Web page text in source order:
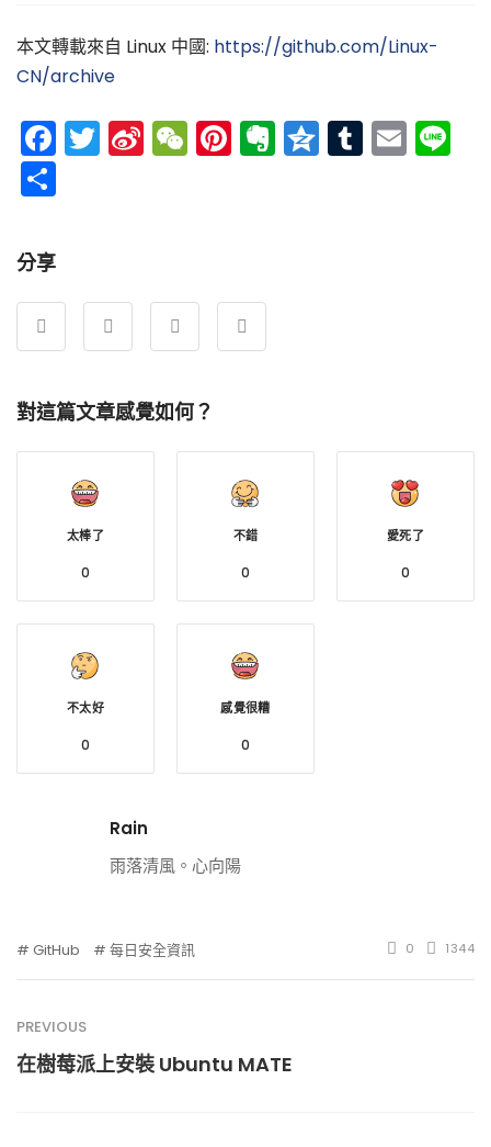
本文轉載來自 Linux 中國: https://github.com/Linux-
CN/archive
Facebook
Twitter
Sina
Weibo
WeChat
Pinterest
Evernote
Qzone
Tumblr
分享
對這篇文章感覺如何？
太棒了
0
不錯
0
愛死了
0
不太好
0
感覺很糟
0
Rain
雨落清風。心向陽
GitHub 每日安全資訊 0 1344
PREVIOUS
在樹莓派上安裝 Ubuntu MATE